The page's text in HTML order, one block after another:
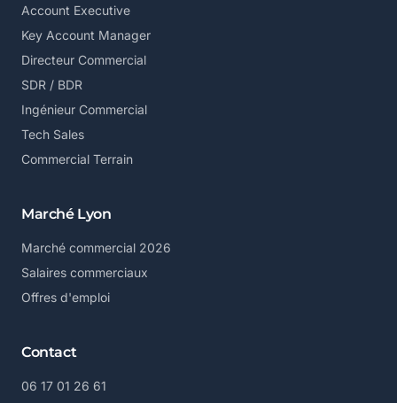
Account Executive
Key Account Manager
Directeur Commercial
SDR / BDR
Ingénieur Commercial
Tech Sales
Commercial Terrain
Marché Lyon
Marché commercial 2026
Salaires commerciaux
Offres d'emploi
Contact
06 17 01 26 61